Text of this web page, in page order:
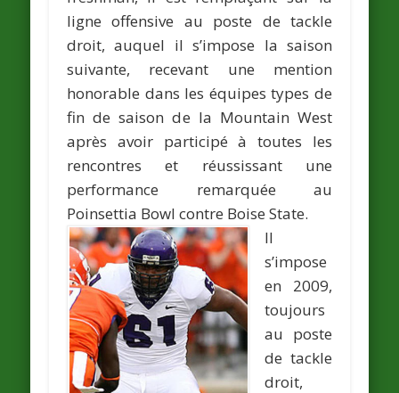
ligne offensive au poste de tackle
droit, auquel il s’impose la saison
suivante, recevant une mention
honorable dans les équipes types de
fin de saison de la Mountain West
après avoir participé à toutes les
rencontres et réussissant une
performance remarquée au
Poinsettia Bowl contre Boise State.
Il
s’impose
en 2009,
toujours
au poste
de tackle
droit,